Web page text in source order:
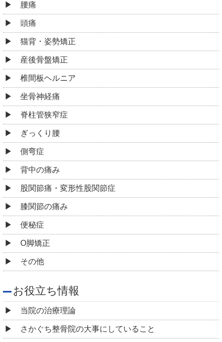
腰痛
頭痛
猫背・姿勢矯正
産後骨盤矯正
椎間板ヘルニア
坐骨神経痛
脊柱管狭窄症
ぎっくり腰
側弯症
背中の痛み
股関節痛・変形性股関節症
膝関節の痛み
便秘症
O脚矯正
その他
お役立ち情報
当院の治療理論
さかぐち整骨院の大事にしていること